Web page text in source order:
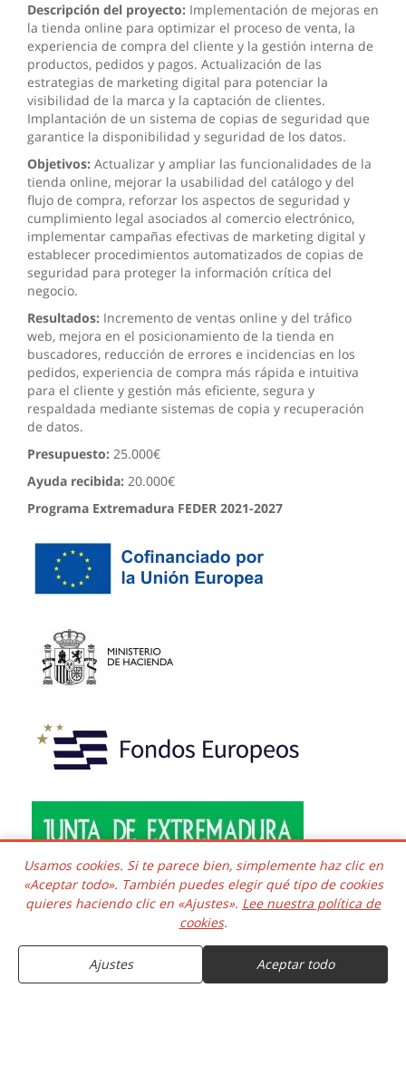
COMPRAR
10.06€11.07€ Entrega estimada el 10 de Agosto
Descripción del proyecto: Implementación de mejoras en
la tienda online para optimizar el proceso de venta, la
experiencia de compra del cliente y la gestión interna de
productos, pedidos y pagos. Actualización de las
estrategias de marketing digital para potenciar la
visibilidad de la marca y la captación de clientes.
Implantación de un sistema de copias de seguridad que
garantice la disponibilidad y seguridad de los datos.
Objetivos: Actualizar y ampliar las funcionalidades de la
tienda online, mejorar la usabilidad del catálogo y del
flujo de compra, reforzar los aspectos de seguridad y
cumplimiento legal asociados al comercio electrónico,
implementar campañas efectivas de marketing digital y
establecer procedimientos automatizados de copias de
seguridad para proteger la información crítica del
negocio.
Resultados: Incremento de ventas online y del tráfico
web, mejora en el posicionamiento de la tienda en
buscadores, reducción de errores e incidencias en los
pedidos, experiencia de compra más rápida e intuitiva
para el cliente y gestión más eficiente, segura y
respaldada mediante sistemas de copia y recuperación
de datos.
Presupuesto: 25.000€
Ayuda recibida: 20.000€
Programa Extremadura FEDER 2021-2027
Copyright © 2016 - 2026 Todos los derechos reservados.
Desarrollado e integrado
Kaframa Technology SL CIF B06758361. Poligono el Nevero
complejo Inmuba Albatros, Manzana 6 Nave 9, 06006,
Badajoz. ESPAÑA.
Usamos cookies. Si te parece bien, simplemente haz clic en
«Aceptar todo». También puedes elegir qué tipo de cookies
quieres haciendo clic en «Ajustes». Lee nuestra política de
cookies.
Ajustes Aceptar todo